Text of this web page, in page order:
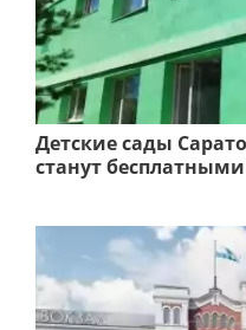
Детские сады
станут бесплатными